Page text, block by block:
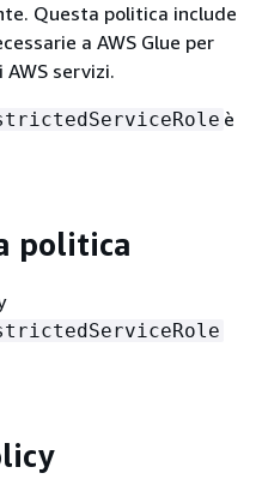
Questa politica include
a AWS Glue per
servizi.
è
politica